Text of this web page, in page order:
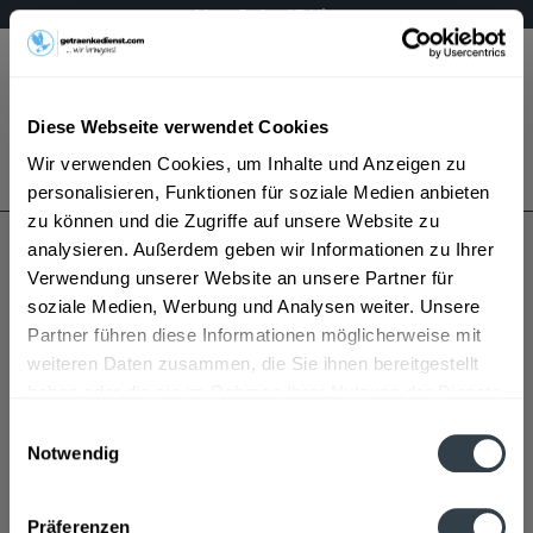
Diese Webseite verwendet Cookies
Wir verwenden Cookies, um Inhalte und Anzeigen zu
personalisieren, Funktionen für soziale Medien anbieten
zu können und die Zugriffe auf unsere Website zu
analysieren. Außerdem geben wir Informationen zu Ihrer
Verwendung unserer Website an unsere Partner für
soziale Medien, Werbung und Analysen weiter. Unsere
Partner führen diese Informationen möglicherweise mit
weiteren Daten zusammen, die Sie ihnen bereitgestellt
Notwendig
Präferenzen
Mo – Fr 9 – 17 Uhr
Menü
Bestellung widerrufen
Es gilt unsere Datenschutzerklärung
Nette
Nette wird in den folgenden Regionen, Städten,